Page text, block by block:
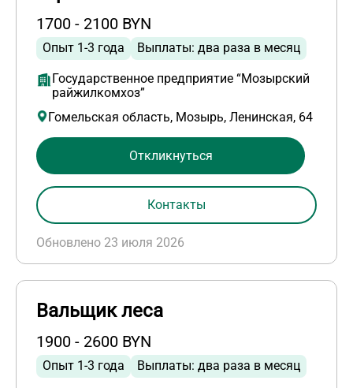
1700 - 2100 BYN
Опыт 1-3 года Выплаты: два раза в месяц
Государственное предприятие “Мозырский
райжилкомхоз”
Гомельская область, Мозырь, Ленинская, 64
Обновлено 23 июля 2026
Откликнуться
Контакты
Вальщик леса
1900 - 2600 BYN
Опыт 1-3 года Выплаты: два раза в месяц